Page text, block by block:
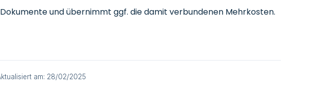
und übernimmt ggf. die damit verbundenen Mehrkosten.
am: 28/02/2025